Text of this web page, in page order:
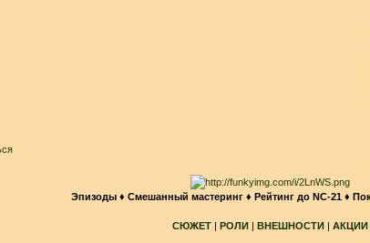
Эпизоды ♦ Смешанный мастеринг ♦ Рейтинг до NC-21 ♦
СЮЖЕТ| РОЛИ| ВНЕШНОСТИ| АКЦИИ